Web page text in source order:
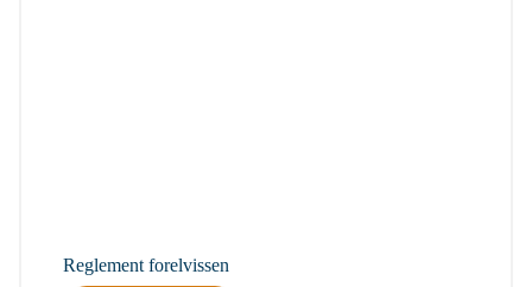
Reglement forelvissen